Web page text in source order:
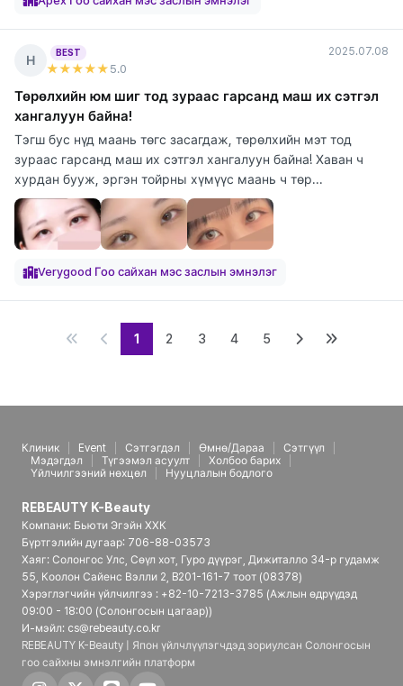
Н
BEST
★★★★★ 5.0
2025.07.08
Төрөлхийн юм шиг тод зураас гарсанд маш их сэтгэл
хангалуун байна!
Тэгш бус нүд маань төгс засагдаж, төрөлхийн мэт тод
зураас гарсанд маш их сэтгэл хангалуун байна! Хаван ч
хурдан бууж, эргэн тойрны хүмүүс маань ч төр...
Verygood Гоо сайхан мэс заслын эмнэлэг
1 2 3 4 5
Клиник Event Сэтгэгдэл Өмнө/Дараа
Сэтгүүл
Мэдэгдэл
Түгээмэл асуулт
Холбоо барих
Үйлчилгээний нөхцөл
Нууцлалын бодлого
REBEAUTY K-Beauty
Компани: Бьюти Эгэйн ХХК
Бүртгэлийн дугаар: 706-88-03573
Хаяг: Солонгос Улс, Сөүл хот, Гуро дүүрэг, Дижиталло 34-р гудамж
55, Коолон Сайенс Вэлли 2, B201-161-7 тоот (08378)
Хэрэглэгчийн үйлчилгээ : +82-10-7213-3785 (Ажлын өдрүүдэд
09:00 - 18:00 (Солонгосын цагаар))
И-мэйл: cs@rebeauty.co.kr
REBEAUTY K-Beauty | Япон үйлчлүүлэгчдэд зориулсан Солонгосын
гоо сайхны эмнэлгийн платформ